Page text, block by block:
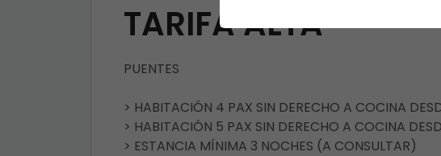
TARIFA ALTA
PUENTES
> HABITACIÓN 4 PAX SIN DERECHO A COCINA
> HABITACIÓN 5 PAX SIN DERECHO A COCINA
> ESTANCIA MÍNIMA 3 NOCHES (A CONSULTAR)